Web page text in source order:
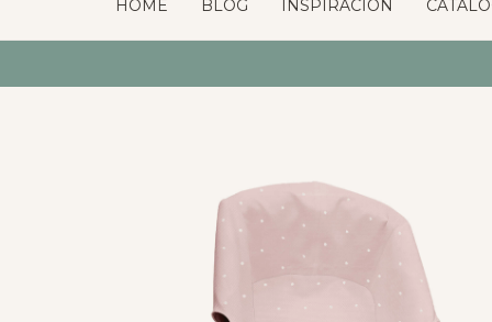
HOME BLOG INSPIRACIÓN